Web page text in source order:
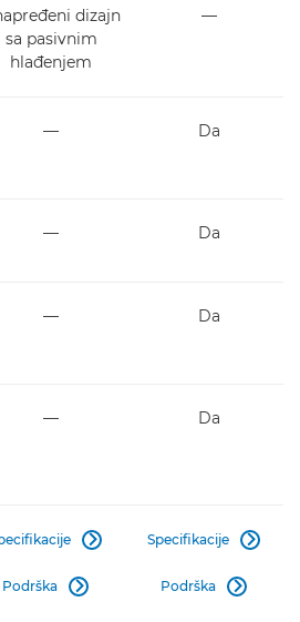
dizajn
sa pasivnim
hlađenjem
―
― Da
― Da
― Da
― Da

Podrška 
Specifikacije 
Podrška 